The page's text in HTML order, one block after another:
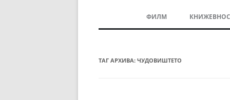
ФИЛМ
БАЛКАНСКИ ФИЛМ
ТАГ АРХИВА: ЧУДОВИШТЕТО